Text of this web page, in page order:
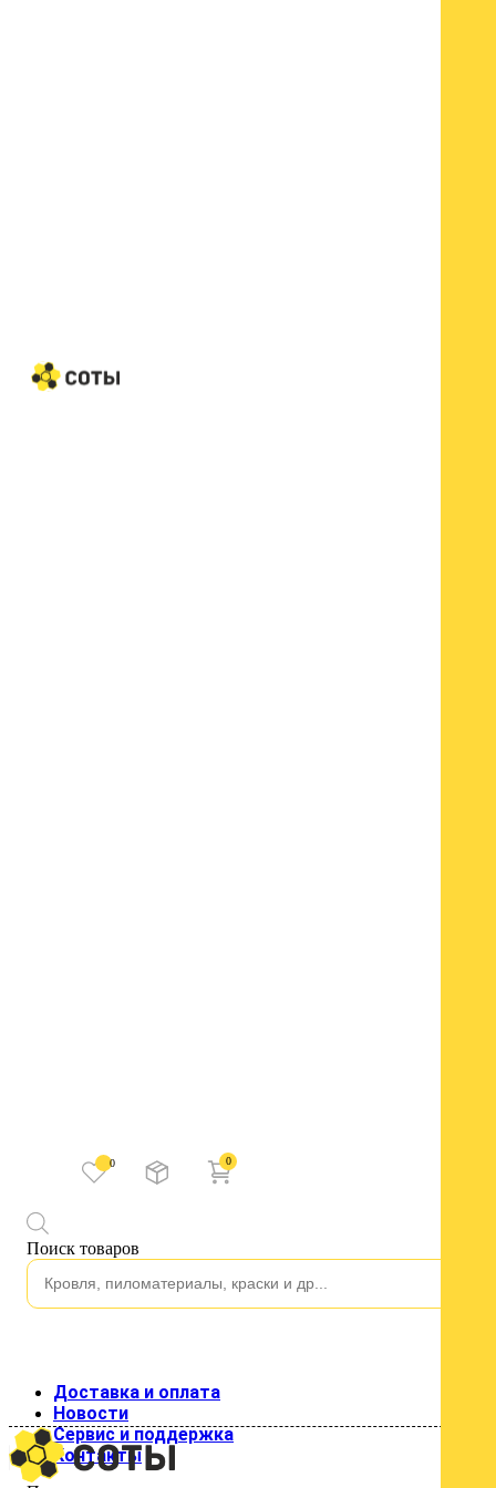
0 0
Поиск товаров
Каталог
Водосток
Изоляция
Строительные пленки
Кровельные материалы
Металлочерепица
Профнастил для кровли
Профнастил стеновой
Доставка и оплата
Новости
Сервис и поддержка
Контакты